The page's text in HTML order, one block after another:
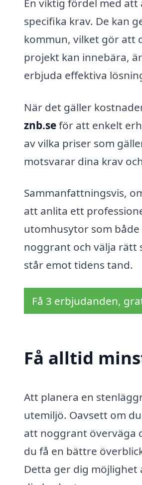
En viktig fördel med
specifika krav. De kan
kommun, vilket gör att
projekt kan innebära,
erbjuda effektiva
När det gäller
znb.seför att enkelt
av vilka priser som
motsvarar dina krav
Sammanfattningsvis,
att anlita ett
utomhusytor som
noggrant och välja rätt
står emot tidens tand.
Få 3 erbjudanden,
Få alltid
Att planera en
utemiljö. Oavsett om
att noggrant överväga
du få en bättre
Detta ger dig möjlighet